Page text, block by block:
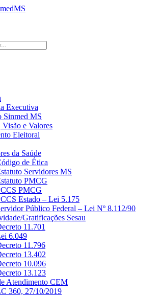
Executiva
Sinmed MS
Visão e Valores
Eleitoral
da Saúde
de Ética
Servidores MS
PMCG
PMCG
Estado – Lei 5.175
Público Federal – Lei Nº 8.112/90
Gratificações Sesau
11.701
6.049
11.796
13.402
10.096
13.123
Atendimento CEM
360, 27/10/2019